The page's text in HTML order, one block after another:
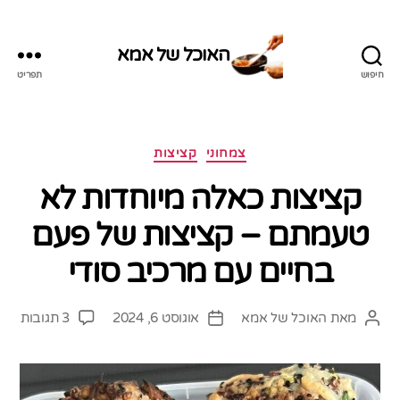
חיפוש
האוכל של אמא
תפריט
קטגוריות צמחוני קציצות
קציצות כאלה מיוחדות לא
טעמתם – קציצות של פעם
בחיים עם מרכיב סודי
המחבר
מאת האוכל של אמא
תאריךאוגוסט 6, 2024 3 תגובות
לא